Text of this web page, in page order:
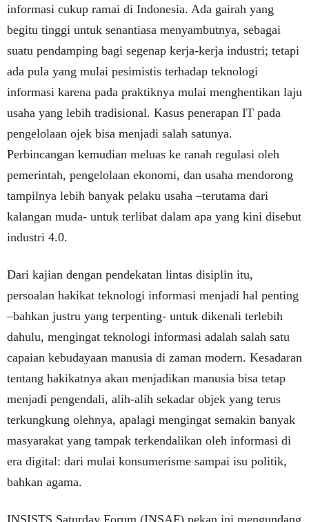
informasi cukup ramai di Indonesia. Ada gairah yang
begitu tinggi untuk senantiasa menyambutnya, sebagai
suatu pendamping bagi segenap kerja-kerja industri; tetapi
ada pula yang mulai pesimistis terhadap teknologi
informasi karena pada praktiknya mulai menghentikan laju
usaha yang lebih tradisional. Kasus penerapan IT pada
pengelolaan ojek bisa menjadi salah satunya.
Perbincangan kemudian meluas ke ranah regulasi oleh
pemerintah, pengelolaan ekonomi, dan usaha mendorong
tampilnya lebih banyak pelaku usaha –terutama dari
kalangan muda- untuk terlibat dalam apa yang kini disebut
industri 4.0.
Dari kajian dengan pendekatan lintas disiplin itu,
persoalan hakikat teknologi informasi menjadi hal penting
–bahkan justru yang terpenting- untuk dikenali terlebih
dahulu, mengingat teknologi informasi adalah salah satu
capaian kebudayaan manusia di zaman modern. Kesadaran
tentang hakikatnya akan menjadikan manusia bisa tetap
menjadi pengendali, alih-alih sekadar objek yang terus
terkungkung olehnya, apalagi mengingat semakin banyak
masyarakat yang tampak terkendalikan oleh informasi di
era digital: dari mulai konsumerisme sampai isu politik,
bahkan agama.
INSISTS Saturday Forum (INSAF) pekan ini mengundang